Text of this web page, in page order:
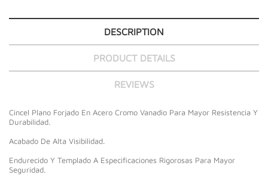
DESCRIPTION
PRODUCT DETAILS
REVIEWS
Cincel Plano Forjado En Acero Cromo Vanadio Para Mayor Resistencia Y
Durabilidad.
Acabado De Alta Visibilidad.
Endurecido Y Templado A Especificaciones Rigorosas Para Mayor
Seguridad.